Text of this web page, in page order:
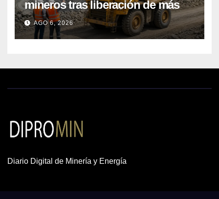
mineros tras liberación de más
de mil concesiones para explorar
cobre y oro
AGO 6, 2026
Diario Digital de Minería y Energía